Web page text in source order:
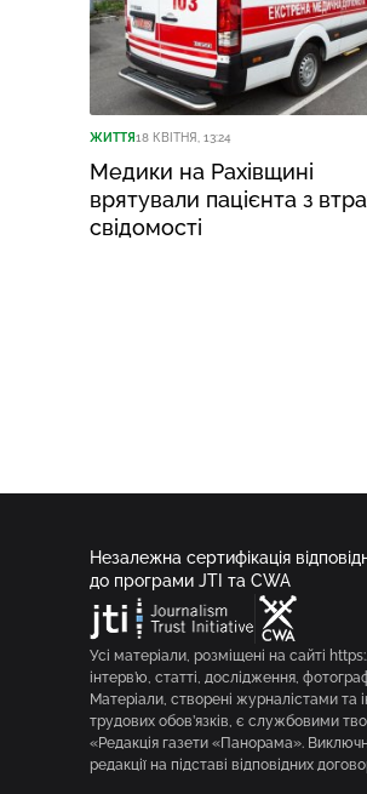
ЖИТТЯ18 КВІТНЯ, 13:24
Медики на Рахівщині
врятували пацієнта з
свідомості
Незалежна сертифікація
до програми JTI та CWA
Усі матеріали, розміщені на сайті
інтерв’ю, статті, дослідження,
Матеріали, створені журналістами та
трудових обов’язків, є службовими
«Редакція газети «Панорама».
редакції на підставі відповідних